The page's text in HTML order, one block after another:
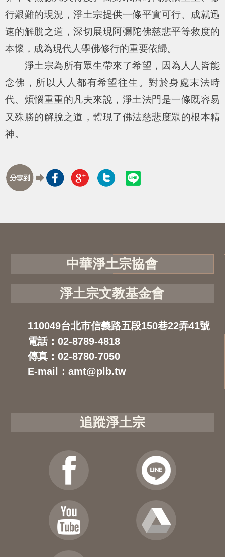
行艱難的現況，淨土宗提供一條平實可行、成就迅
速的解脫之道，深切展現阿彌陀佛慈悲平等救度的
本懷，成為現代人學佛修行的重要依歸。
淨土宗為所有眾生帶來了希望，因為人人皆能
念佛，所以人人都有希望往生。對於身處末法時
代、煩惱重重的凡夫來說，淨土法門是一條既容易
又殊勝的解脫之道，體現了佛法慈悲度眾的根本精
神。
中華淨土宗協會
淨土宗文教基金會
110049台北市信義路五段150巷22弄41號
電話：02-8789-4818
傳真：02-8780-7050
E-mail：amt@plb.tw
追蹤淨土宗